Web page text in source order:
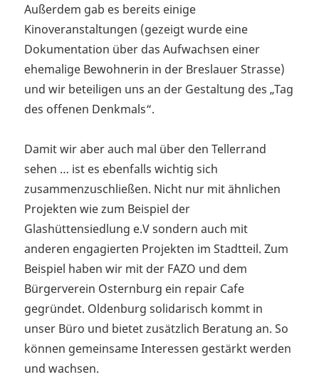
Außerdem gab es bereits einige
Kinoveranstaltungen (gezeigt wurde eine
Dokumentation über das Aufwachsen einer
ehemalige Bewohnerin in der Breslauer Strasse)
und wir beteiligen uns an der Gestaltung des „Tag
des offenen Denkmals“.
Damit wir aber auch mal über den Tellerrand
sehen … ist es ebenfalls wichtig sich
zusammenzuschließen. Nicht nur mit ähnlichen
Projekten wie zum Beispiel der
Glashüttensiedlung e.V sondern auch mit
anderen engagierten Projekten im Stadtteil. Zum
Beispiel haben wir mit der FAZO und dem
Bürgerverein Osternburg ein repair Cafe
gegründet. Oldenburg solidarisch kommt in
unser Büro und bietet zusätzlich Beratung an. So
können gemeinsame Interessen gestärkt werden
und wachsen.